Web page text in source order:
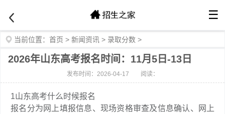
☰
当前位置： 首页 > 新闻资讯 > 录取分数 >
2026年山东高考报名时间：11月5日-13日
发布时间：2026-04-17 阅读：
1山东高考什么时候报名
报名分为网上填报信息、现场资格审查及信息确认、网上